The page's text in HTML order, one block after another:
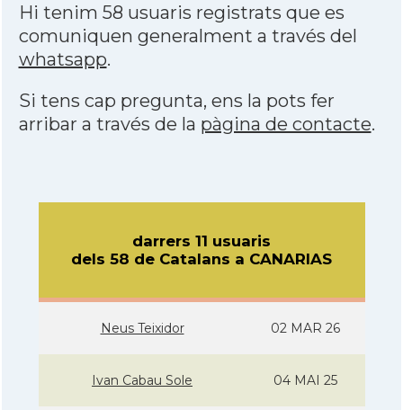
Hi tenim 58 usuaris registrats que es
comuniquen generalment a través del
whatsapp.
Si tens cap pregunta, ens la pots fer
arribar a través de la pàgina de contacte.
darrers 11 usuaris
dels 58 de Catalans a CANARIAS
Neus Teixidor 02 MAR 26
Ivan Cabau Sole 04 MAI 25